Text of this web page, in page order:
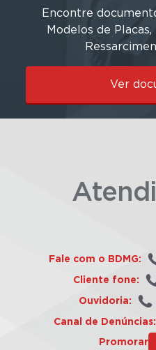
Encontre
Modelos de
Ver
Fale com o BDMG:
Cliente fone:
Ouvidoria:
Canal de Denúncias:
Promorar